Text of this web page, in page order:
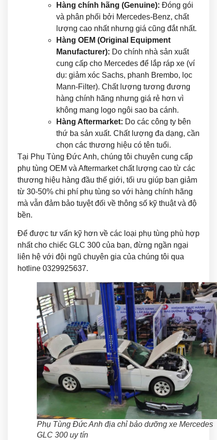
Hàng chính hãng (Genuine): Đóng gói
và phân phối bởi Mercedes-Benz, chất
lượng cao nhất nhưng giá cũng đắt nhất.
Hàng OEM (Original Equipment
Manufacturer): Do chính nhà sản xuất
cung cấp cho Mercedes để lắp ráp xe (ví
dụ: giảm xóc Sachs, phanh Brembo, lọc
Mann-Filter). Chất lượng tương đương
hàng chính hãng nhưng giá rẻ hơn vì
không mang logo ngôi sao ba cánh.
Hàng Aftermarket: Do các công ty bên
thứ ba sản xuất. Chất lượng đa dạng, cần
chọn các thương hiệu có tên tuổi.
Tại Phụ Tùng Đức Anh, chúng tôi chuyên cung cấp
phụ tùng OEM và Aftermarket chất lượng cao từ các
thương hiệu hàng đầu thế giới, tối ưu giúp bạn giảm
từ 30-50% chi phí phụ tùng so với hàng chính hãng
mà vẫn đảm bảo tuyệt đối về thông số kỹ thuật và độ
bền.
Để được tư vấn kỹ hơn về các loại phụ tùng phù hợp
nhất cho chiếc GLC 300 của bạn, đừng ngần ngại
liên hệ với đội ngũ chuyên gia của chúng tôi qua
hotline 0329925637.
Phụ Tùng Đức Anh địa chỉ bảo dưỡng xe Mercedes
GLC 300 uy tín